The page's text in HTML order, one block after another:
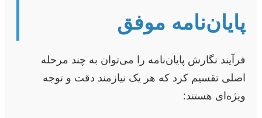
پایان‌نامه موفق
فرآیند نگارش پایان‌نامه را می‌توان به چند مرحله
اصلی تقسیم کرد که هر یک نیازمند دقت و توجه
ویژه‌ای هستند: